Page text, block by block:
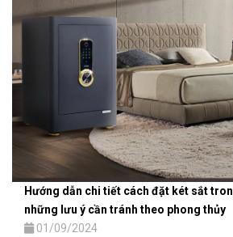
Hướng dẫn chi tiết cách đặt két sắt
những lưu ý cần tránh theo phong thủy
01/09/2024